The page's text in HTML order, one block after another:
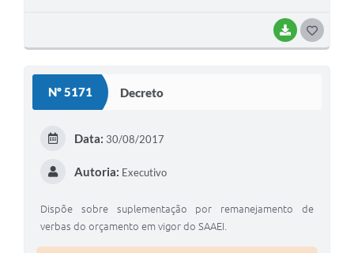
BAIXAR
Nº 5171 Decreto
Data: 30/08/2017
Autoria: Executivo
Dispõe sobre suplementação por remanejamento de
verbas do orçamento em vigor do SAAEI.